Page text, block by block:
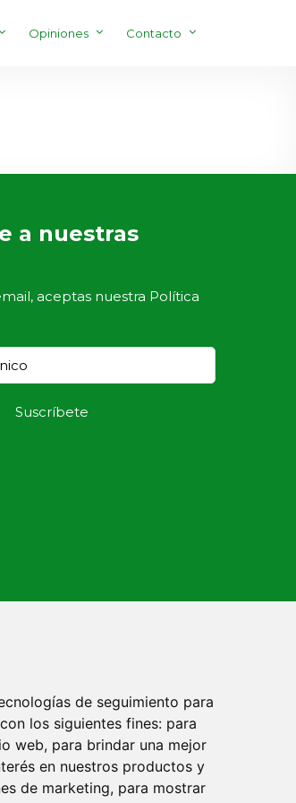
de seguimiento para
los siguientes fines: para
web, para brindar una mejor
en nuestros productos y
de marketing, para mostrar
Opiniones Contacto
a nuestras
aceptas nuestra Política
Declaración de Accesibilidad
Update cookies preferences